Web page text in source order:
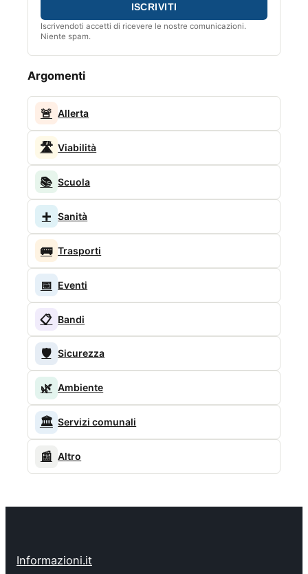
Iscrivendoti accetti di ricevere le nostre comunicazioni.
Niente spam.
Argomenti
🚨 Allerta
🛣️ Viabilità
📚 Scuola
➕ Sanità
🚌 Trasporti
📅 Eventi
📋 Bandi
🛡️ Sicurezza
🌿 Ambiente
🏛️ Servizi comunali
📰 Altro
Informazioni.it